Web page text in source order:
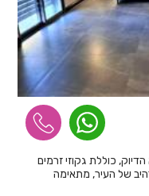
כוללת גקוזי זרמים
של העיר, מתאימה